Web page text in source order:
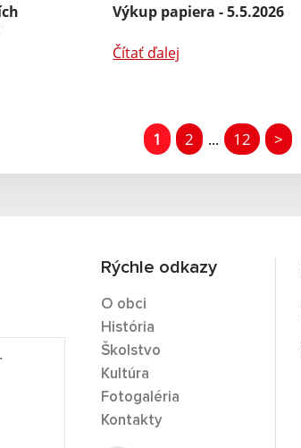
Výkup papiera - 5.5.2026
Čítať ďalej
1 2 ... 12 >
Rýchle odkazy
O obci
História
Školstvo
Kultúra
Fotogaléria
Kontakty